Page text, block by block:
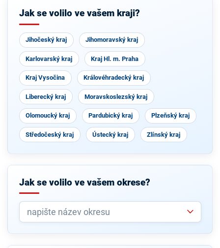
Jak se volilo ve vašem kraji?
Jihočeský kraj Jihomoravský kraj
Karlovarský kraj Kraj Hl. m. Praha
Kraj Vysočina Královéhradecký kraj
Liberecký kraj Moravskoslezský kraj
Olomoucký kraj Pardubický kraj Plzeňský kraj
Středočeský kraj Ústecký kraj Zlínský kraj
Jak se volilo ve vašem okrese?